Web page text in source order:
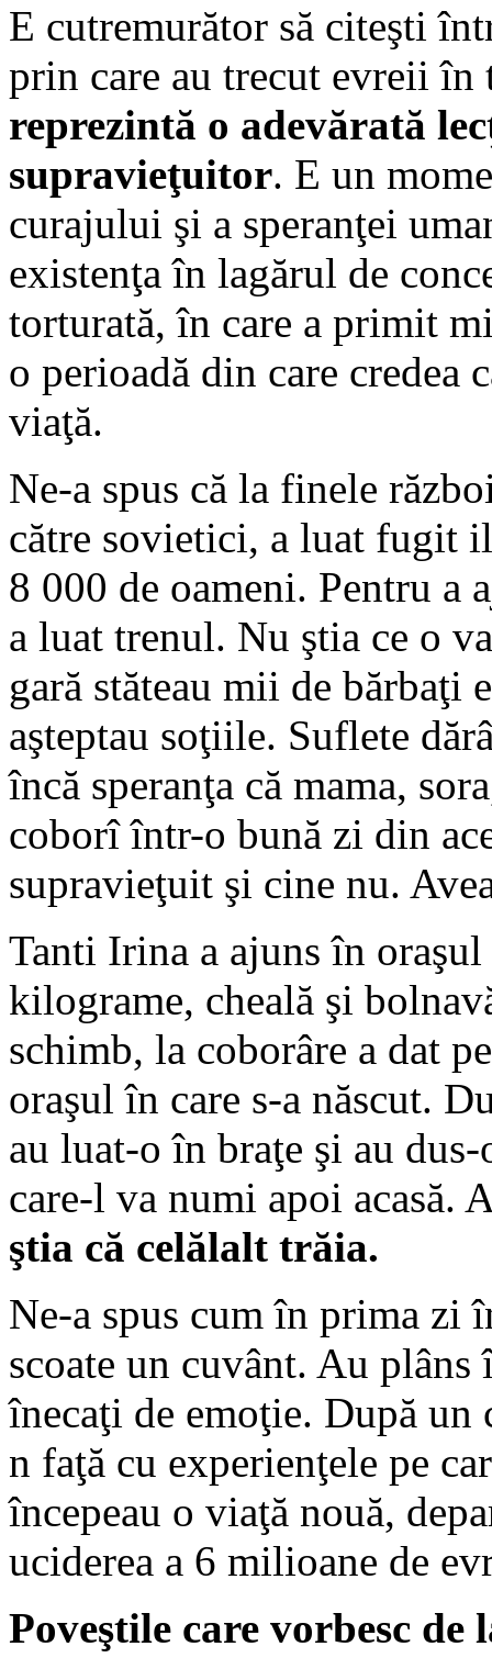
E cutremurător să citeşti
prin care au trecut evreii
reprezintă o adevărată
supravieţuitor. E un
curajului şi a speranţei
existenţa în lagărul de
torturată, în care a primit
o perioadă din care credea
viaţă.
Ne-a spus că la finele
către sovietici, a luat fugit
8 000 de oameni. Pentru a
a luat trenul. Nu ştia ce o
gară stăteau mii de bărbaţi
aşteptau soţiile. Suflete
încă speranţa că mama,
coborî într-o bună zi din
supravieţuit şi cine nu.
Tanti Irina a ajuns în
kilograme, cheală şi
schimb, la coborâre a dat
oraşul în care s-a născut.
au luat-o în braţe şi au
care-l va numi apoi acasă.
ştia că celălalt trăia.
Ne-a spus cum în prima zi
scoate un cuvânt. Au
înecaţi de emoţie. După un
n faţă cu experienţele pe
începeau o viaţă nouă,
uciderea a 6 milioane de
Poveştile care vorbesc de